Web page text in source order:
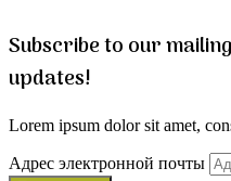
Subscribe to our
updates!
Lorem ipsum dolor sit amet,
Адрес электронной почты